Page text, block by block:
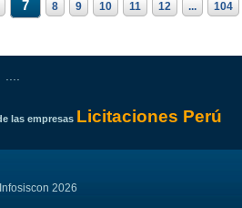
7 8 9 10 11 12 ... 104
las empresas Licitaciones Perú
Infosiscon 2026